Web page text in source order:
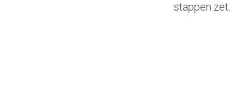
stappen zet.